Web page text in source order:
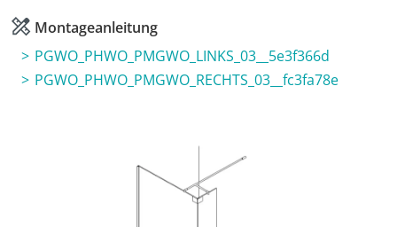
Montageanleitung
PGWO_PHWO_PMGWO_LINKS_03__5e3f366d
PGWO_PHWO_PMGWO_RECHTS_03__fc3fa78e